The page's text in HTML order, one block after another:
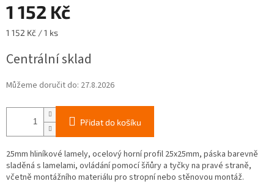
1 152 Kč
Měrná
1 152 Kč / 1 ks
Centrální sklad
Můžeme doručit do: 27.8.2026
Přidat do košíku
25mm hliníkové lamely, ocelový horní profil 25x25mm, páska barevně
sladěná s lamelami, ovládání pomocí šňůry a tyčky na pravé straně,
včetně montážního materiálu pro stropní nebo stěnovou montáž.